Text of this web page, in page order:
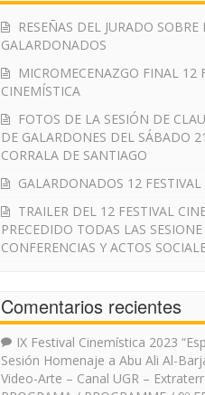
RESEÑAS DEL JURADO SOBRE
GALARDONADOS
MICROMECENAZGO FINAL 12
CINEMÍSTICA
FOTOS DE LA SESIÓN DE
DE GALARDONES DEL SÁBADO
CORRALA DE SANTIAGO
GALARDONADOS 12
TRAILER DEL 12 FESTIVAL
PRECEDIDO TODAS LAS
CONFERENCIAS Y ACTOS
Comentarios recientes
IX Festival Cinemística 2023
Sesión Homenaje a Abu Ali Al-
Video-Arte – Canal UGR –